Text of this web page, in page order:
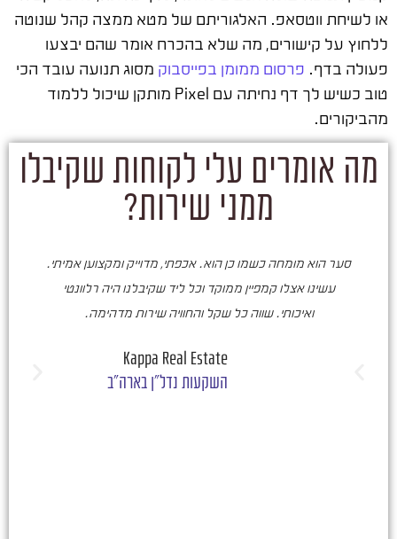
או לשיחת ווטסאפ. האלגוריתם של מטא ממצה קהל שנוטה
ללחוץ על קישורים, מה שלא בהכרח אומר שהם יבצעו
פעולה בדף. פרסום ממומן בפייסבוק מסוג תנועה עובד הכי
טוב כשיש לך דף נחיתה עם Pixel מותקן שיכול ללמוד
מהביקורים.
מה אומרים עלי לקוחות שקיבלו
ממני שירות?
סער הוא מומחה כשמו כן הוא. אכפתי, מדוייק ומקצוען אמיתי.
עשינו אצלו קמפיין ממוקד וכל ליד שקיבלנו היה רלוונטי
ואיכותי. שווה כל שקל והחוויה שירות מדהימה.
Kappa Real Estate
השקעות נדל"ן בארה"ב